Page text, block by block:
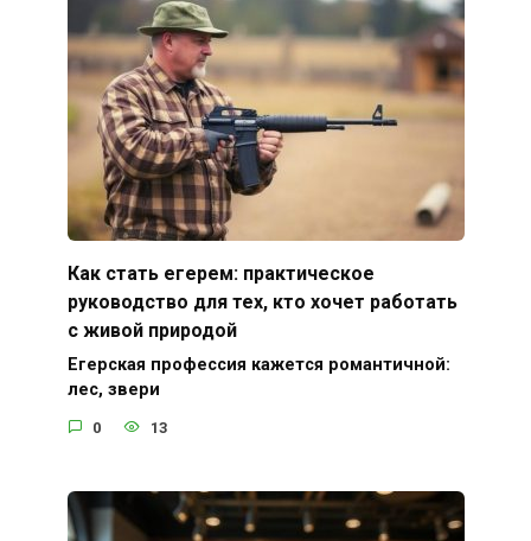
Как стать егерем: практическое
руководство для тех, кто хочет работать
с живой природой
Егерская профессия кажется романтичной:
лес, звери
0 13